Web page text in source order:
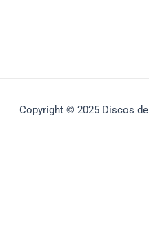
Copyright © 2025 Discos